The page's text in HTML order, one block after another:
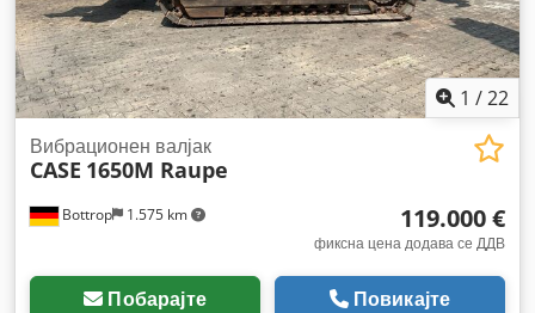
1 /22
Bottrop 1.575 km
Вибрационен валјак
CASE 1650M Raupe
119.000 €
фиксна цена додава се ДДВ
Побарајте Повикајте